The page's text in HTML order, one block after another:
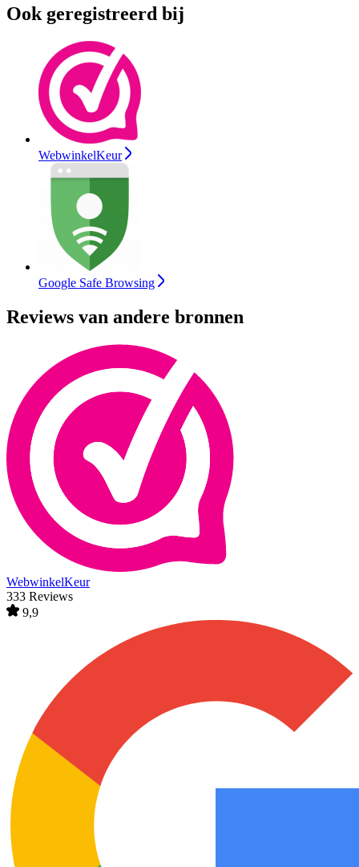
Ook geregistreerd bij
WebwinkelKeur
Google Safe Browsing
Reviews van andere bronnen
WebwinkelKeur
333 Reviews
9,9